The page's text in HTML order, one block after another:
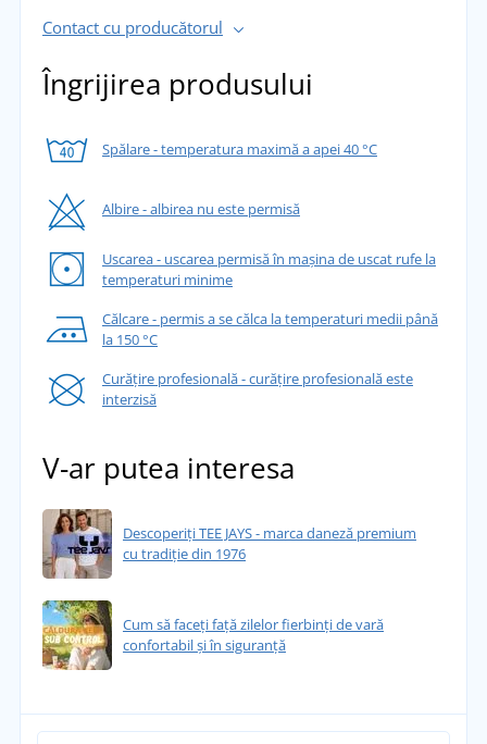
Contact cu producătorul
Îngrijirea produsului
Spălare - temperatura maximă a apei 40 °C
Albire - albirea nu este permisă
Uscarea - uscarea permisă în mașina de uscat rufe la
temperaturi minime
Călcare - permis a se călca la temperaturi medii până
la 150 °C
Curățire profesională - curățire profesională este
interzisă
V-ar putea interesa
Descoperiți TEE JAYS - marca daneză premium
cu tradiție din 1976
Cum să faceți față zilelor fierbinți de vară
confortabil și în siguranță